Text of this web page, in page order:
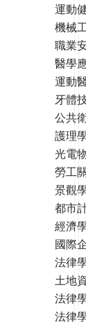
運動
機械
職業
醫學
運動
牙體
公共
護理
光電
勞工
景觀
都市
經濟
國際
法律
土地
法律
法律